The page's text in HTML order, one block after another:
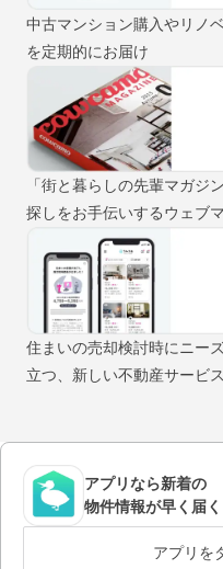
中古マンション購入やリノ
を定期的にお届け
「街と暮らしの先輩マガジ
探しをお手伝いするウェブ
住まいの売却検討時にニー
立つ、新しい不動産サービス
アプリなら新着の
物件情報が早く届く
アプリを